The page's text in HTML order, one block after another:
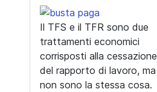
Il TFS e il TFR sono due
trattamenti economici
corrisposti alla cessazione
del rapporto di lavoro, ma
non sono la stessa cosa.